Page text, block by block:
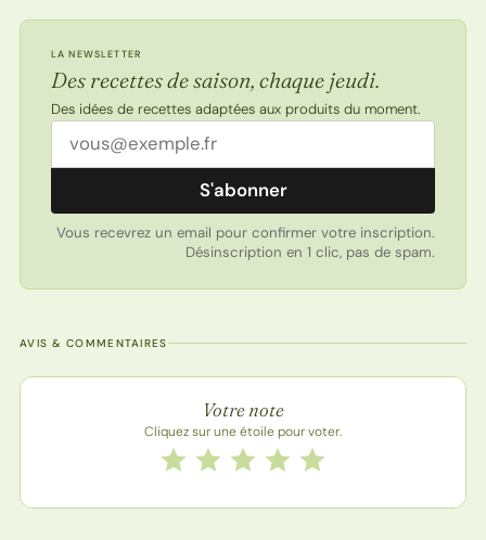
LA NEWSLETTER
Des recettes de saison, chaque jeudi.
Des idées de recettes adaptées aux produits du moment.
Adresse email
S'abonner
Vous recevrez un email pour confirmer votre inscription.
Désinscription en 1 clic, pas de spam.
AVIS & COMMENTAIRES
Note de la recette
Votre note
Cliquez sur une étoile pour voter.
Notez cette recette de 1 à 5 étoiles
5 étoiles
4 étoiles
3 étoiles
2 étoiles
1 étoile